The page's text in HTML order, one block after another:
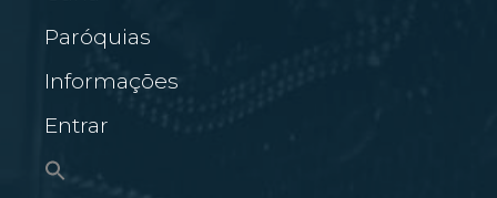
Paróquias
Informações
Entrar